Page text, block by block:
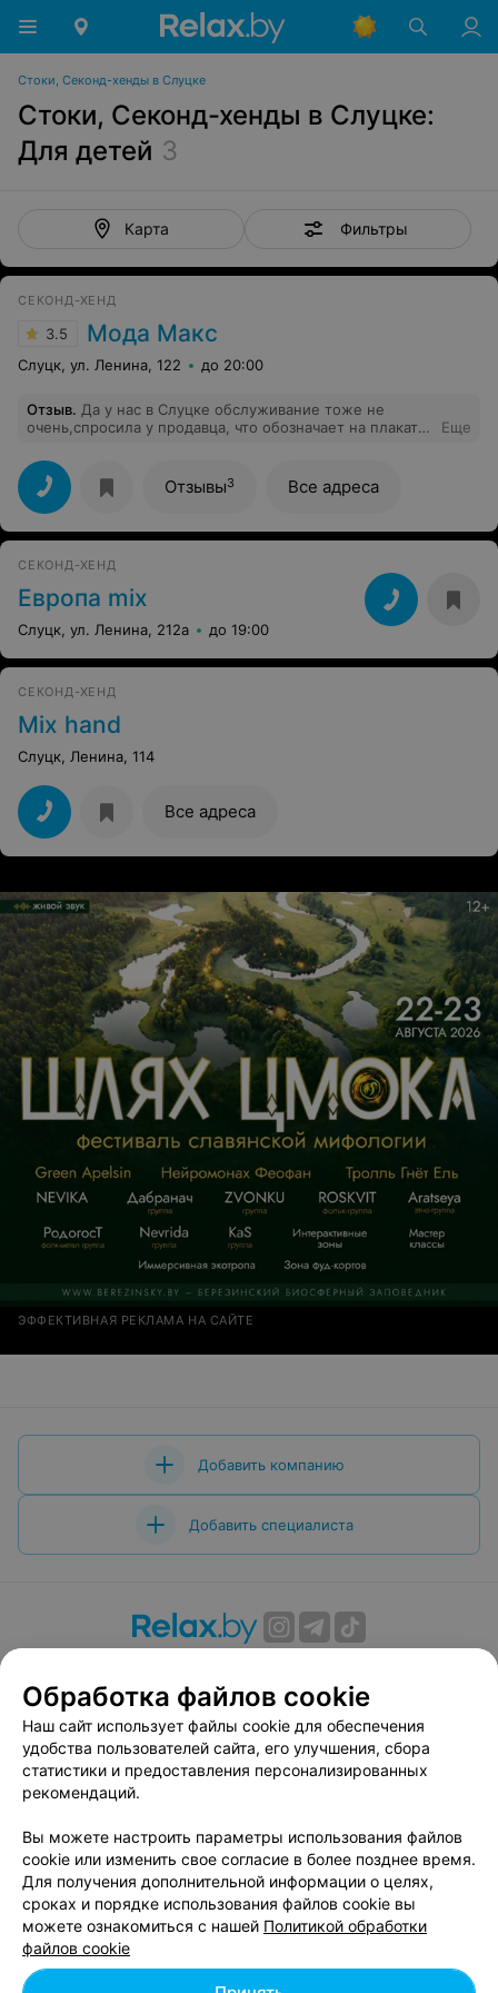
Стоки, Секонд-хенды в Слуцке
Стоки, Секонд-хенды в Слуцке:
Для детей 3
Карта Фильтры
СЕКОНД-ХЕНД
3.5 Мода Макс
Слуцк, ул. Ленина, 122 до 20:00
Отзыв. Да у нас в Слуцке обслуживание тоже не
очень,спросила у продавца, что обозначает на плакате
фыркнула недовольно и непонятно.
Еще
Отзывы3 Все адреса
СЕКОНД-ХЕНД
Европа mix
Слуцк, ул. Ленина, 212а до 19:00
СЕКОНД-ХЕНД
Mix hand
Слуцк, Ленина, 114
Все адреса
ЭФФЕКТИВНАЯ РЕКЛАМА НА САЙТЕ
Добавить компанию
Добавить специалиста
Вакансии
Публичный договор
Способы оплаты
Публичный договор по использованию сервиса
«Афиша»
Пользовательское соглашение
Связаться по вопросам сотрудничества
Написать руководителю relax.by
Персональные настройки cookie
Обработка персональных данных
Обработка файлов cookie
Наш сайт использует файлы cookie для обеспечения
удобства пользователей сайта, его улучшения, сбора
статистики и предоставления персонализированных
рекомендаций.
Вы можете настроить параметры использования файлов
cookie или изменить свое согласие в более позднее время.
Для получения дополнительной информации о целях,
сроках и порядке использования файлов cookie вы
можете ознакомиться с нашей Политикой обработки
файлов cookie